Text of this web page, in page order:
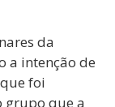
da
a intenção de
foi
que a